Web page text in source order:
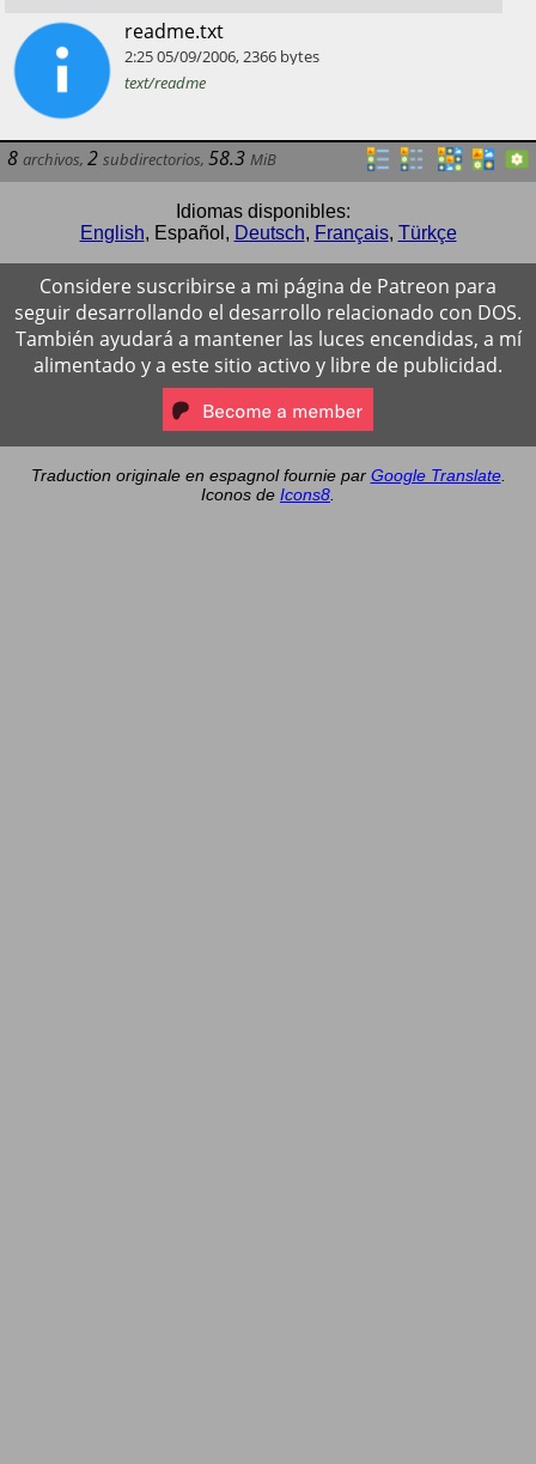
​readme.txt
2:2505/09/2006,2366 bytes
text/readme
8 archivos, 2 subdirectorios, 58.3 MiB
Idiomas disponibles:
English, Español , Deutsch, Français, Türkçe
Considere suscribirse a mi página de Patreon para
seguir desarrollando el desarrollo relacionado con DOS.
También ayudará a mantener las luces encendidas, a mí
alimentado y a este sitio activo y libre de publicidad.
Traduction originale en espagnol fournie par Google Translate.
Iconos de Icons8